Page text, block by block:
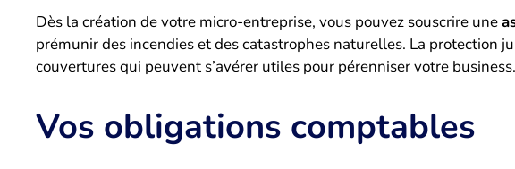
Dès la création de votre micro-entreprise, vous pouvez souscrire une
prémunir des incendies et des catastrophes naturelles. La protection
couvertures qui peuvent s’avérer utiles pour pérenniser votre business.
Vos obligations comptables